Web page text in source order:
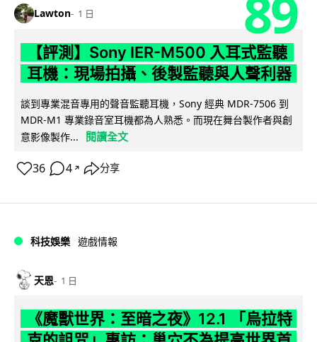
Lawton 1 日
【評測】Sony IER-M500 入耳式監聽
耳機：現場拍攝、後製監聽與人聲利器
談到專業混音專用的聲音監聽耳機，Sony 經典 MDR-7506 到
MDR-M1 專業錄音室耳機都為人熟悉。而現在舞台製作者與創
意影像製作...
閱讀全文
36 4 ↗ 分享
科技娛樂 遊戲情報
天恩 1 日
《魔獸世界：至暗之夜》12.1 「烏拉特